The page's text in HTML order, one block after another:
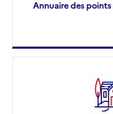
Annuaire des